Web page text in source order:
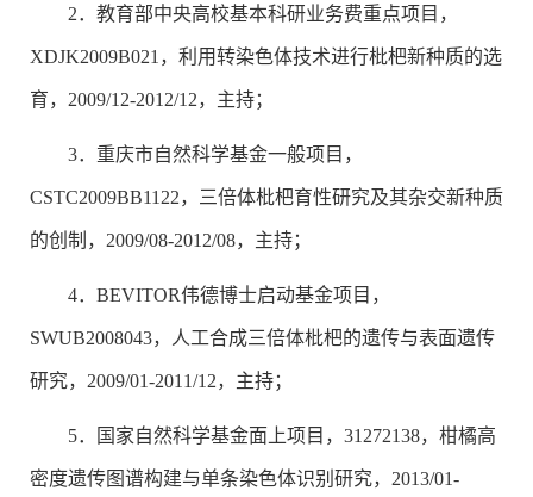
2．教育部中央高校基本科研业务费重点项目，
XDJK2009B021，利用转染色体技术进行枇杷新种质的选
育，2009/12-2012/12，主持；
3．重庆市自然科学基金一般项目，
CSTC2009BB1122，三倍体枇杷育性研究及其杂交新种质
的创制，2009/08-2012/08，主持；
4．BEVITOR伟德博士启动基金项目，
SWUB2008043，人工合成三倍体枇杷的遗传与表面遗传
研究，2009/01-2011/12，主持；
5．国家自然科学基金面上项目，31272138，柑橘高
密度遗传图谱构建与单条染色体识别研究，2013/01-